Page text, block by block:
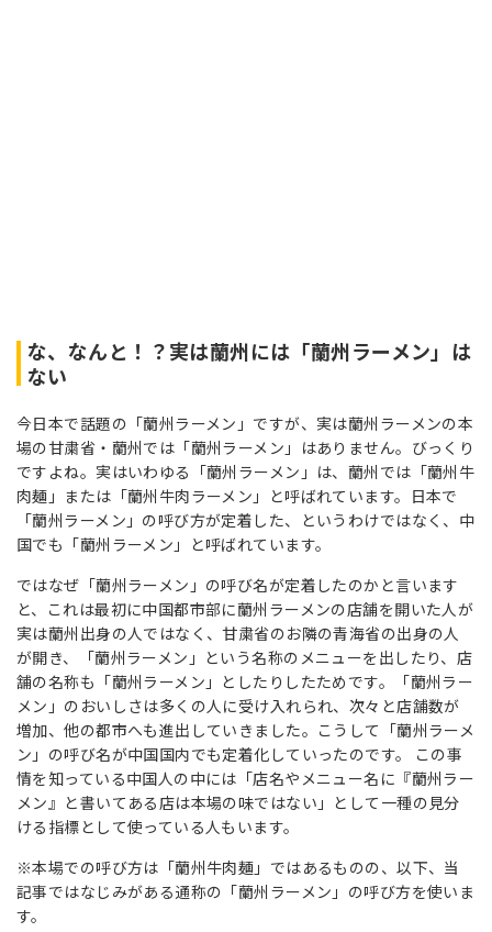
な、なんと！？実は蘭州には「蘭州ラーメン」は
ない
今日本で話題の「蘭州ラーメン」ですが、実は蘭州ラーメンの本
場の甘粛省・蘭州では「蘭州ラーメン」はありません。びっくり
ですよね。実はいわゆる「蘭州ラーメン」は、蘭州では「蘭州牛
肉麺」または「蘭州牛肉ラーメン」と呼ばれています。日本で
「蘭州ラーメン」の呼び方が定着した、というわけではなく、中
国でも「蘭州ラーメン」と呼ばれています。
ではなぜ「蘭州ラーメン」の呼び名が定着したのかと言います
と、これは最初に中国都市部に蘭州ラーメンの店舗を開いた人が
実は蘭州出身の人ではなく、甘粛省のお隣の青海省の出身の人
が開き、「蘭州ラーメン」という名称のメニューを出したり、店
舗の名称も「蘭州ラーメン」としたりしたためです。「蘭州ラー
メン」のおいしさは多くの人に受け入れられ、次々と店舗数が
増加、他の都市へも進出していきました。こうして「蘭州ラーメ
ン」の呼び名が中国国内でも定着化していったのです。 この事
情を知っている中国人の中には「店名やメニュー名に『蘭州ラー
メン』と書いてある店は本場の味ではない」として一種の見分
ける指標として使っている人もいます。
※本場での呼び方は「蘭州牛肉麺」ではあるものの、以下、当
記事ではなじみがある通称の「蘭州ラーメン」の呼び方を使いま
す。